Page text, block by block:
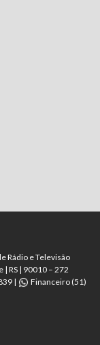
Rádio e Televisão
| RS | 90010 – 272
|
Financeiro (51)